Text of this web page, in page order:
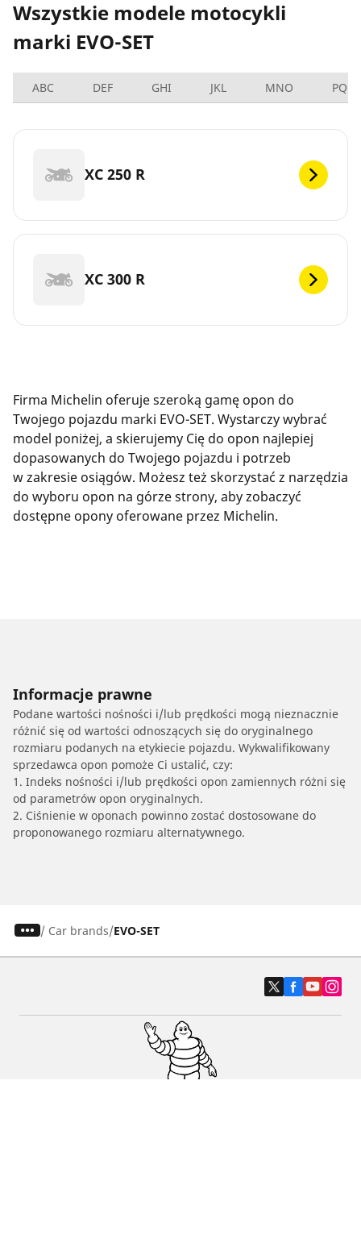
Wszystkie modele motocykli
marki EVO-SET
ABC DEF GHI JKL MNO PQRS
XC 250 R
XC 300 R
Firma Michelin oferuje szeroką gamę opon do
Twojego pojazdu marki EVO-SET. Wystarczy wybrać
model poniżej, a skierujemy Cię do opon najlepiej
dopasowanych do Twojego pojazdu i potrzeb
w zakresie osiągów. Możesz też skorzystać z narzędzia
do wyboru opon na górze strony, aby zobaczyć
dostępne opony oferowane przez Michelin.
Informacje prawne
Podane wartości nośności i/lub prędkości mogą nieznacznie
różnić się od wartości odnoszących się do oryginalnego
rozmiaru podanych na etykiecie pojazdu. Wykwalifikowany
sprzedawca opon pomoże Ci ustalić, czy:
1. Indeks nośności i/lub prędkości opon zamiennych różni się
od parametrów opon oryginalnych.
2. Ciśnienie w oponach powinno zostać dostosowane do
proponowanego rozmiaru alternatywnego.
/ Car brands EVO-SET